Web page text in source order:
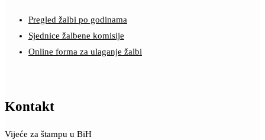
Pregled žalbi po godinama
Sjednice žalbene komisije
Online forma za ulaganje žalbi
Kontakt
Vijeće za štampu u BiH